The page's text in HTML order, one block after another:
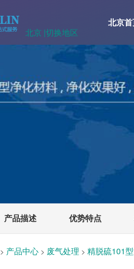
北京 |切换地区
北京
产品描述 优势特点
> 产品中心 > 废气处理 > 精脱硫101